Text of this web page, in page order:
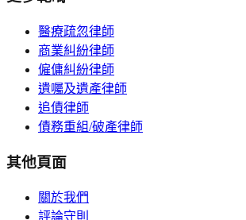
醫療疏忽律師
商業糾紛律師
僱傭糾紛律師
遺囑及遺產律師
追債律師
債務重組/破產律師
其他頁面
關於我們
評論守則